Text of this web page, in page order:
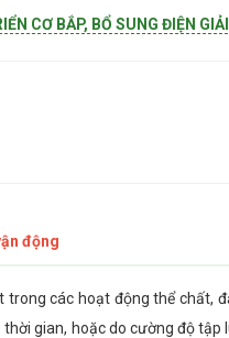
CƠ BẮP, BỔ SUNG ĐIỆN
động
các hoạt động thể chất,
gian, hoặc do cường độ